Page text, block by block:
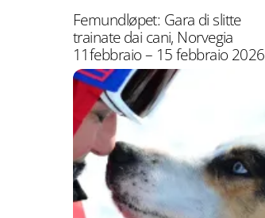
Femundløpet: Gara di slitte
trainate dai cani, Norvegia
11febbraio – 15 febbraio 2026